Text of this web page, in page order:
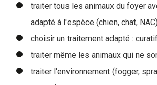
traiter tous les animaux du foyer
adapté à l'espèce (chien, chat,
choisir un traitement adapté :
traiter même les animaux qui ne
traiter l'environnement (fogger,